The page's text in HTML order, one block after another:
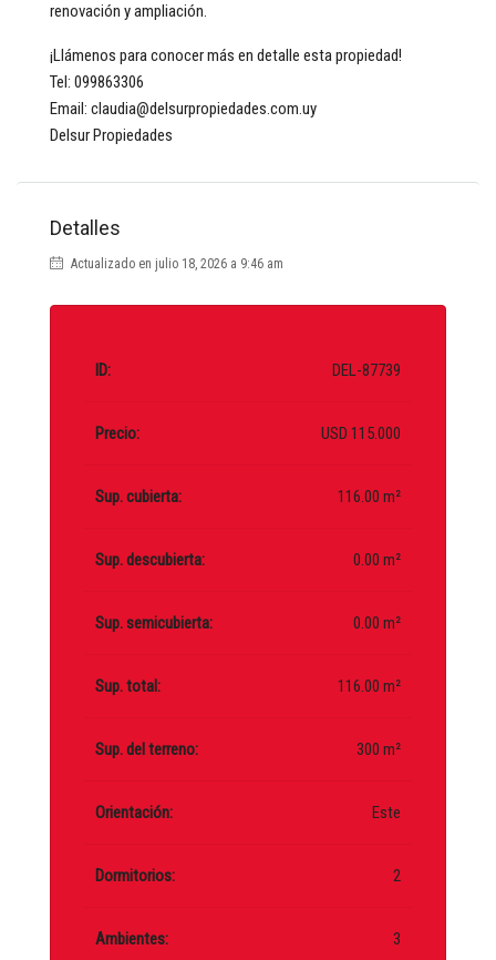
renovación y ampliación.
¡Llámenos para conocer más en detalle esta propiedad!
Tel: 099863306
Email: claudia@delsurpropiedades.com.uy
Delsur Propiedades
Detalles
Actualizado en julio 18, 2026 a 9:46 am
ID: DEL-87739
Precio: USD 115.000
Sup. cubierta: 116.00 m²
Sup. descubierta: 0.00 m²
Sup. semicubierta: 0.00 m²
Sup. total: 116.00 m²
Sup. del terreno: 300 m²
Orientación: Este
Dormitorios: 2
Ambientes: 3